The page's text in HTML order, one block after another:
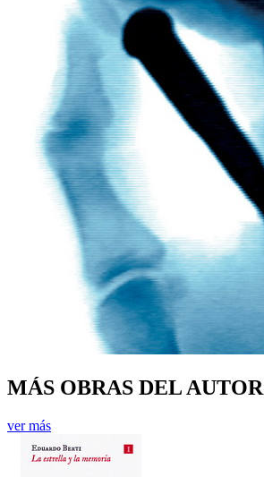
MÁS OBRAS DEL AUTOR
ver más